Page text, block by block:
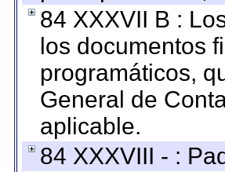
84 XXXVII B :
los documentos
programáticos,
General de
aplicable.
84 XXXVIII - :